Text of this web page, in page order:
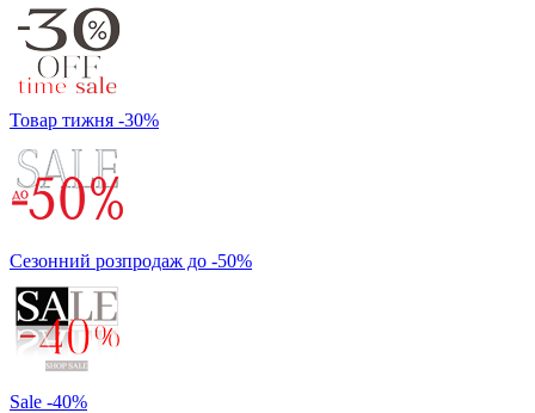
Товар тижня -30%
Сезонний розпродаж до -50%
Sale -40%